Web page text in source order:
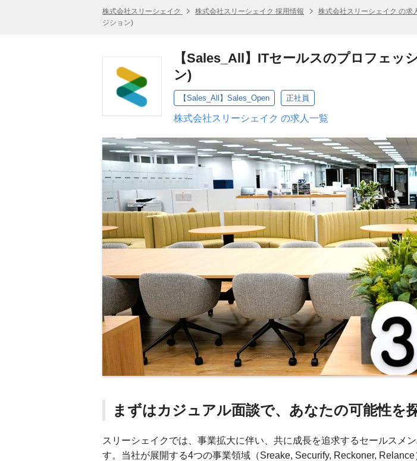
株式会社スリーシェイク 株式会社スリーシェイク 採用情報 株式会社スリーシェイク の求
ジション)
【Sales_All】ITセールスのプロフェッ
ン)
【Sales_All】Sales_Open 正社員
株式会社スリーシェイク の求人一覧
まずはカジュアル面談で、あなたの可能性を
スリーシェイクでは、事業拡大に伴い、共に成長を追求するセールスメ
す。当社が展開する4つの事業領域（Sreake, Securify, Reckoner,